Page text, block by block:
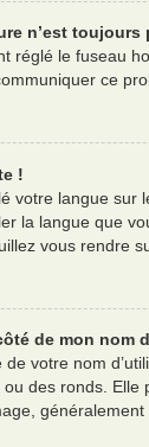
n’est toujours
réglé le fuseau
ce
!
votre langue
la langue que
vous rendre
de mon nom
votre nom
des ronds.